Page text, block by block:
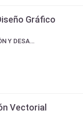
Gráfico
INSTITUTO DE CAPACITACIÓN Y DESARROLLO EMPRESARIAL, DE LA FUNDACIÓN INCADE ARGENTINA
Vectorial